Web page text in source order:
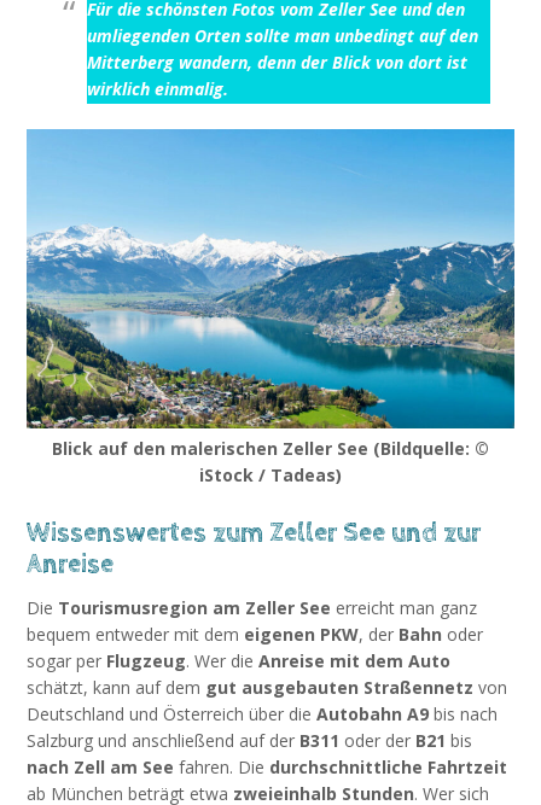
Für die schönsten Fotos vom Zeller See und den
umliegenden Orten sollte man unbedingt auf den
Mitterberg wandern, denn der Blick von dort ist
wirklich einmalig.
Blick auf den malerischen Zeller See (Bildquelle: ©
iStock / Tadeas)
Wissenswertes zum Zeller See und zur
Anreise
Die Tourismusregion am Zeller See erreicht man ganz
bequem entweder mit dem eigenen PKW, der Bahn oder
sogar per Flugzeug. Wer dieAnreise mit dem Auto
schätzt, kann auf dem gut ausgebauten Straßennetz von
Deutschland und Österreich über dieAutobahn A9 bis nach
Salzburg und anschließend auf der B311 oder der B21 bis
nach Zell am See fahren. Die durchschnittliche Fahrtzeit
ab München beträgt etwa zweieinhalb Stunden. Wer sich